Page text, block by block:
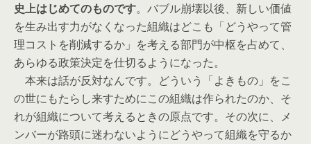
史上はじめてのものです。バブル崩壊以後、新しい価値
を生み出す力がなくなった組織はどこも「どうやって管
理コストを削減するか」を考える部門が中枢を占めて、
あらゆる政策決定を仕切るようになった。
本来は話が反対なんです。どういう「よきもの」をこ
の世にもたらし来すためにこの組織は作られたのか、そ
れが組織について考えるときの原点です。その次に、メ
ンバーが路頭に迷わないようにどうやって組織を守るか